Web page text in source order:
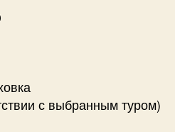
с выбранным туром)